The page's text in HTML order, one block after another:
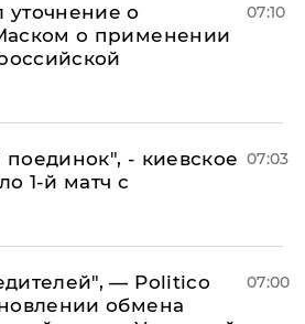
уточнение о
о применении
07:10
- киевское
1-й матч с
07:03
— Politico
обмена
07:00